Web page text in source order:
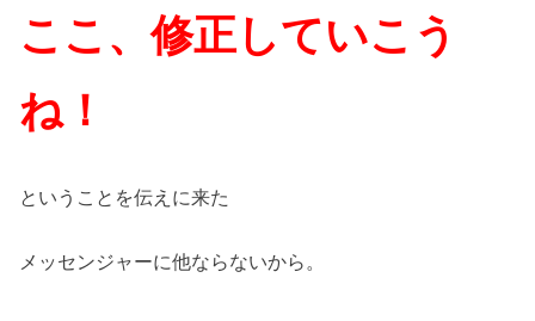
ここ、修正していこう
ね！
ということを伝えに来た
メッセンジャーに他ならないから。